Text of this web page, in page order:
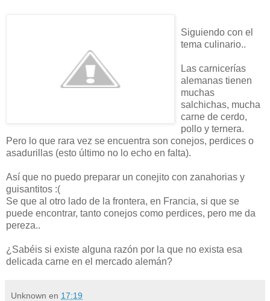
Siguiendo con el
tema culinario..
Las carnicerías
alemanas tienen
muchas
salchichas, mucha
carne de cerdo,
pollo y ternera.
Pero lo que rara vez se encuentra son conejos, perdices o
asadurillas (esto último no lo echo en falta).
Así que no puedo preparar un conejito con zanahorias y
guisantitos :(
Se que al otro lado de la frontera, en Francia, si que se
puede encontrar, tanto conejos como perdices, pero me da
pereza..
¿Sabéis si existe alguna razón por la que no exista esa
delicada carne en el mercado alemán?
Unknown en 17:19